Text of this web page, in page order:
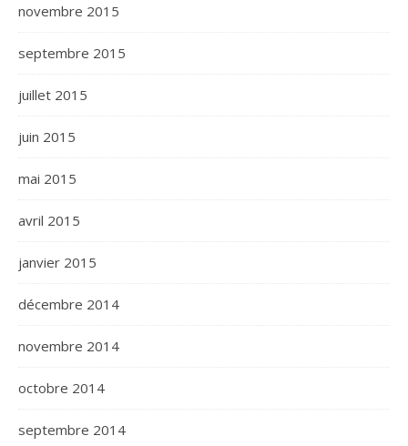
novembre 2015
septembre 2015
juillet 2015
juin 2015
mai 2015
avril 2015
janvier 2015
décembre 2014
novembre 2014
octobre 2014
septembre 2014